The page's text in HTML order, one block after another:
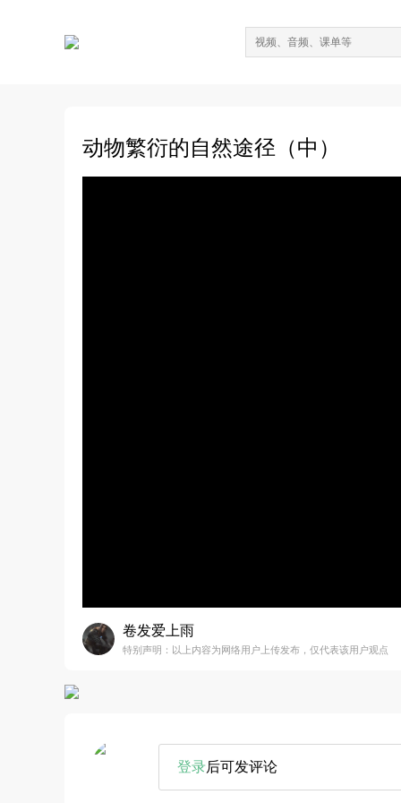
动物繁衍的自然途径（中）
卷发爱上雨
特别声明：以上内容为网络用户上传发布，仅代表该用户观点
登录后可发评论